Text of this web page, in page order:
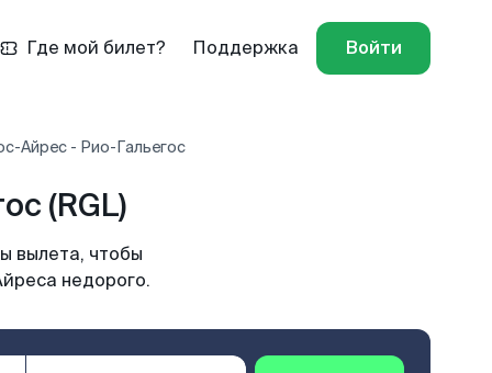
Где мой билет? Поддержка Войти
Айрес - Рио-Гальегос
(RGL)
вылета, чтобы
недорого.